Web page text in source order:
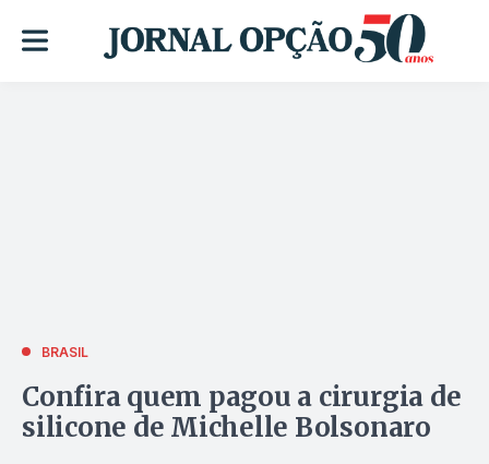
BRASIL
Confira quem pagou a cirurgia de
silicone de Michelle Bolsonaro